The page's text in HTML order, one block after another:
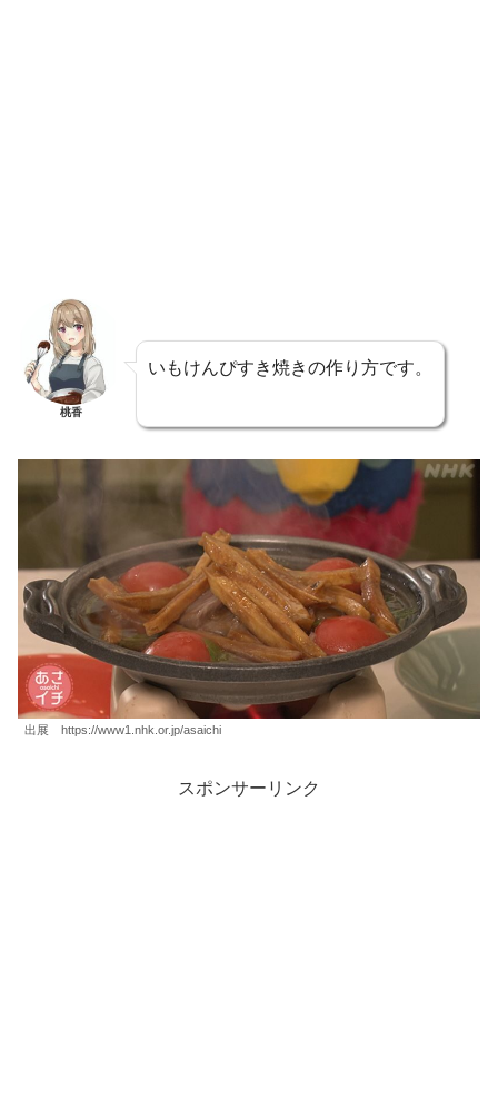
桃香
いもけんぴすき焼きの作り方です。
出展 https://www1.nhk.or.jp/asaichi
スポンサーリンク